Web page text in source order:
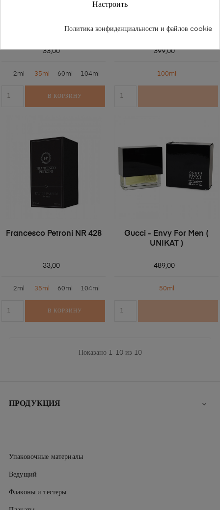
33,00
2ml 35ml 60ml 104ml
В КОРЗИНУ
399,00
100ml
Francesco Petroni NR 428
33,00
2ml 35ml 60ml 104ml
В КОРЗИНУ
Gucci - Envy For Men (
UNIKAT )
489,00
50ml
Показано 1-10 из 10
ПРОДУКЦИЯ 
Упаковочные материалы
Ведущий
Флаконы и тестеры
Настроить
Политика конфиденциальности и файлов cookie